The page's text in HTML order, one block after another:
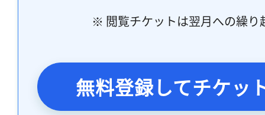
※ 閲覧チケットは翌月への繰り
無料登録してチケッ